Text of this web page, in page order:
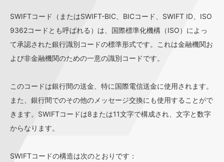
SWIFTコード（またはSWIFT-BIC、BICコード、SWIFT ID、ISO
9362コードとも呼ばれる）は、国際標準化機構（ISO）によっ
て承認された銀行識別コードの標準形式です。これは金融機関お
よび非金融機関のための一意の識別コードです。
このコードは銀行間の送金、特に国際電信送金に使用されます。
また、銀行間でのその他のメッセージ交換にも使用することがで
きます。SWIFTコードは8または11文字で構成され、文字と数字
からなります。
SWIFTコードの構造は次のとおりです：